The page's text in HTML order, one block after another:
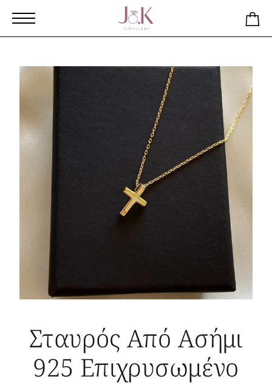
Σταυρός Από Ασήμι
925 Επιχρυσωμένο